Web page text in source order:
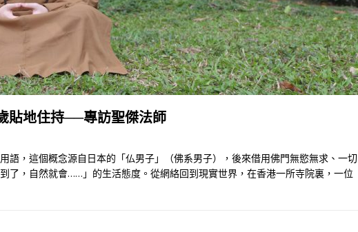
貼地住持──專訪聖傑法師
用語，這個概念源自日本的「仏男子」（佛系男子），後來借用佛門無慾無求、一切
了，自然就會……」的生活態度。從網絡回到現實世界，在香港一所寺院裏，一位